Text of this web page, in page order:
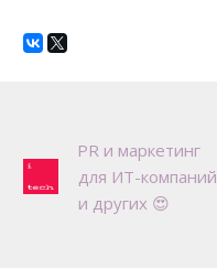
PR и маркетинг
для ИТ-компаний
и других 😍